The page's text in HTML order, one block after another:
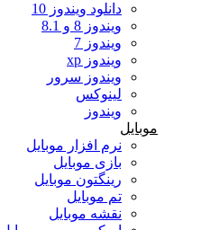
دانلود ویندوز 10
ویندوز 8 و 8.1
ویندوز 7
ویندوز xp
ویندوز سرور
لینوکس
ویندوز
موبایل
نرم افزار موبایل
بازی موبایل
رینگتون موبایل
تم موبایل
نقشه موبایل